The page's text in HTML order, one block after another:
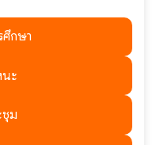
ศึกษา
ะ
ชุม